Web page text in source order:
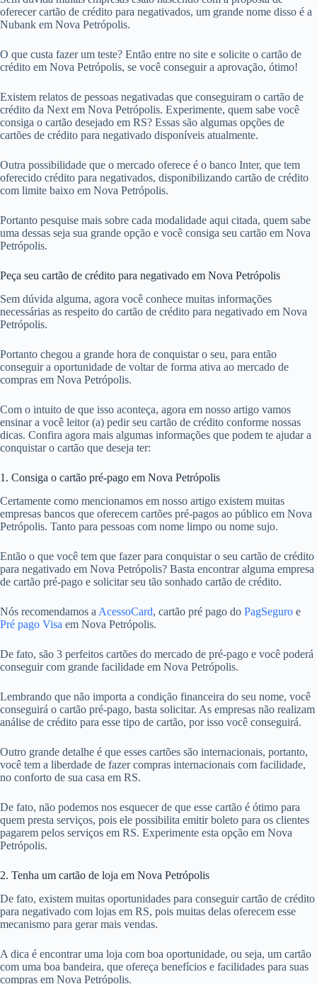
oferecer cartão de crédito para negativados, um grande nome disso é a
Nubank em Nova Petrópolis.
O que custa fazer um teste? Então entre no site e solicite o cartão de
crédito em Nova Petrópolis, se você conseguir a aprovação, ótimo!
Existem relatos de pessoas negativadas que conseguiram o cartão de
crédito da Next em Nova Petrópolis. Experimente, quem sabe você
consiga o cartão desejado em RS? Essas são algumas opções de
cartões de crédito para negativado disponíveis atualmente.
Outra possibilidade que o mercado oferece é o banco Inter, que tem
oferecido crédito para negativados, disponibilizando cartão de crédito
com limite baixo em Nova Petrópolis.
Portanto pesquise mais sobre cada modalidade aqui citada, quem sabe
uma dessas seja sua grande opção e você consiga seu cartão em Nova
Petrópolis.
Peça seu cartão de crédito para negativado em Nova Petrópolis
Sem dúvida alguma, agora você conhece muitas informações
necessárias as respeito do cartão de crédito para negativado em Nova
Petrópolis.
Portanto chegou a grande hora de conquistar o seu, para então
conseguir a oportunidade de voltar de forma ativa ao mercado de
compras em Nova Petrópolis.
Com o intuito de que isso aconteça, agora em nosso artigo vamos
ensinar a você leitor (a) pedir seu cartão de crédito conforme nossas
dicas. Confira agora mais algumas informações que podem te ajudar a
conquistar o cartão que deseja ter:
1. Consiga o cartão pré-pago em Nova Petrópolis
Certamente como mencionamos em nosso artigo existem muitas
empresas bancos que oferecem cartões pré-pagos ao público em Nova
Petrópolis. Tanto para pessoas com nome limpo ou nome sujo.
Então o que você tem que fazer para conquistar o seu cartão de crédito
para negativado em Nova Petrópolis? Basta encontrar alguma empresa
de cartão pré-pago e solicitar seu tão sonhado cartão de crédito.
Nós recomendamos a AcessoCard, cartão pré pago do PagSeguro e
Pré pago Visa em Nova Petrópolis.
De fato, são 3 perfeitos cartões do mercado de pré-pago e você poderá
conseguir com grande facilidade em Nova Petrópolis.
Lembrando que não importa a condição financeira do seu nome, você
conseguirá o cartão pré-pago, basta solicitar. As empresas não realizam
análise de crédito para esse tipo de cartão, por isso você conseguirá.
Outro grande detalhe é que esses cartões são internacionais, portanto,
você tem a liberdade de fazer compras internacionais com facilidade,
no conforto de sua casa em RS.
De fato, não podemos nos esquecer de que esse cartão é ótimo para
quem presta serviços, pois ele possibilita emitir boleto para os clientes
pagarem pelos serviços em RS. Experimente esta opção em Nova
Petrópolis.
2. Tenha um cartão de loja em Nova Petrópolis
De fato, existem muitas oportunidades para conseguir cartão de crédito
para negativado com lojas em RS, pois muitas delas oferecem esse
mecanismo para gerar mais vendas.
A dica é encontrar uma loja com boa oportunidade, ou seja, um cartão
com uma boa bandeira, que ofereça benefícios e facilidades para suas
compras em Nova Petrópolis.